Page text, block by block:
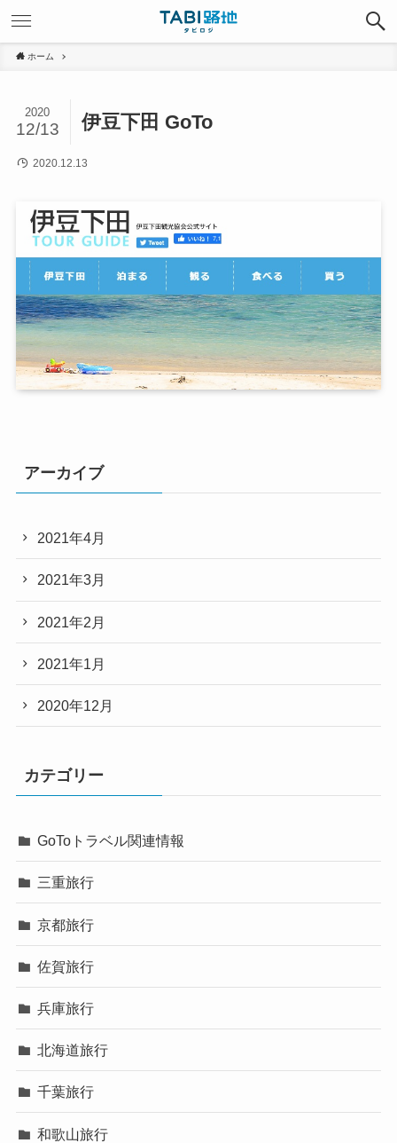
ホーム
伊豆下田 GoTo
2020
12/13
2020.12.13
アーカイブ
2021年4月
2021年3月
2021年2月
2021年1月
2020年12月
カテゴリー
GoToトラベル関連情報
三重旅行
京都旅行
佐賀旅行
兵庫旅行
北海道旅行
千葉旅行
和歌山旅行